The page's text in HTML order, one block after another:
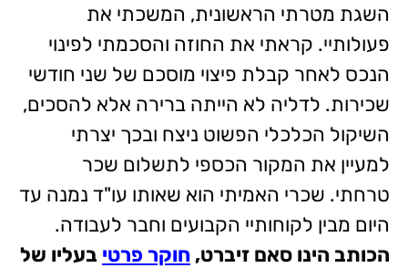
השגת מטרתי הראשונית, המשכתי את
פעולותיי. קראתי את החוזה והסכמתי לפינוי
הנכס לאחר קבלת פיצוי מוסכם של שני חודשי
שכירות. לדליה לא הייתה ברירה אלא להסכים,
השיקול הכלכלי הפשוט ניצח ובכך יצרתי
למעיין את המקור הכספי לתשלום שכר
טרחתי. שכרי האמיתי הוא שאותו עו"ד נמנה עד
היום מבין לקוחותיי הקבועים וחבר לעבודה.
הכותב הינו סאם זיברט, חוקר פרטי בעליו של